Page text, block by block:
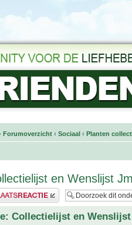
Forumoverzicht ‹ Sociaal ‹ Planten
en Wenslijst
een reactie
Collectielijst en Wenslijst